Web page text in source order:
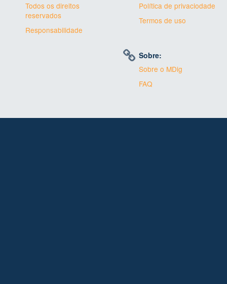
Todos os direitos
reservados
Responsabilidade
Política de privaciodade
Termos de uso
Sobre:
Sobre o MDig
FAQ